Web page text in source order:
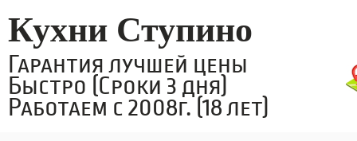
Кухни Ступино
Гарантия лучшей цены
Быстро (Сроки 3 дня)
Работаем с 2008г. (18 лет)